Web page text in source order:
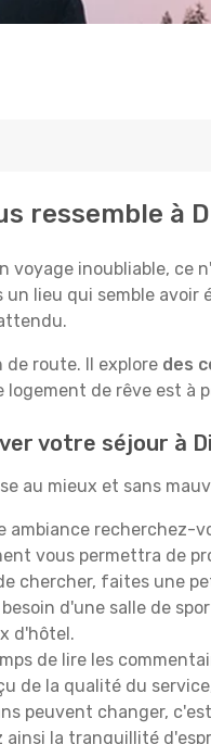
ressemble à
voyage inoubliable,
lieu qui semble
route. Il explore des
logement de rêve est à
votre séjour à
au mieux et sans
ambiance recherchez-
vous permettra de
chercher, faites une
d'une salle de
d'hôtel.
de lire les
de la qualité du
peuvent changer,
ainsi la tranquillité